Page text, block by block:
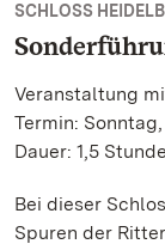
SCHLOSS
Veranstaltung
Termin: Sonntag,
Dauer: 1,5
Bei dieser
Spuren der